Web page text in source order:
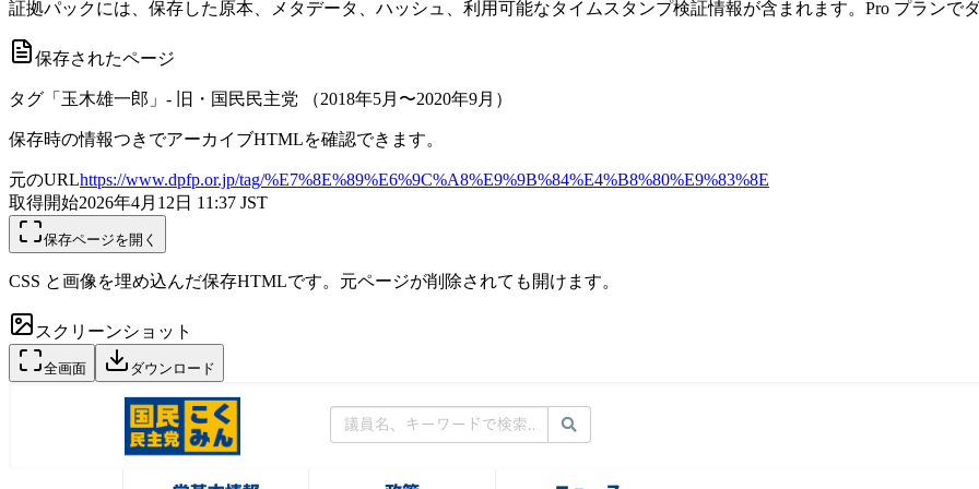
証拠パックには、保存した原本、メタデータ、ハッシュ、利用可能なタイムスタンプ検証情報が含まれます。Pro プランで
保存されたページ
タグ「玉木雄一郎」- 旧・国民民主党 （2018年5月〜2020年9月）
保存時の情報つきでアーカイブHTMLを確認できます。
元のURLhttps://www.dpfp.or.jp/tag/%E7%8E%89%E6%9C%A8%E9%9B%84%E4%B8%80%E9%83%8E
取得開始2026年4月12日 11:37 JST
保存ページを開く
CSS と画像を埋め込んだ保存HTMLです。元ページが削除されても開けます。
スクリーンショット
全画面 ダウンロード